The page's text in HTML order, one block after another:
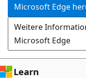
Microsoft Edge
Weitere
Microsoft Edge
Learn